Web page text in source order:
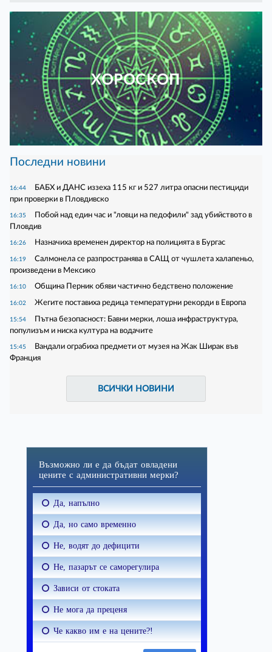
ХОРОСКОП
Последни новини
16:44
БАБХ и ДАНС иззеха 115 кг и 527 литра опасни пестициди
при проверки в Пловдивско
16:35
Побой над един час и "ловци на педофили" зад убийството в
Пловдив
16:26 Назначиха временен директор на полицията в Бургас
16:19
Салмонела се разпространява в САЩ от чушлета халапеньо,
произведени в Мексико
16:10 Община Перник обяви частично бедствено положение
16:02 Жегите поставиха редица температурни рекорди в Европа
15:54
Пътна безопасност: Бавни мерки, лоша инфраструктура,
популизъм и ниска култура на водачите
15:45
Вандали ограбиха предмети от музея на Жак Ширак във
Франция
ВСИЧКИ НОВИНИ